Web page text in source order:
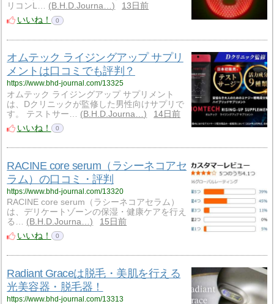
リコンL…
B.H.D.Journa…
13日前
いいね！
0
オムテック ライジングアップ サプリ
メントは口コミでも評判？
https://www.bhd-journal.com/13325
オムテック ライジングアップ サプリメント
は、Dクリニックが監修した男性向けサプリで
す。 テストサー…
B.H.D.Journa…
14日前
いいね！
0
RACINE core serum（ラシーネコアセ
ラム）の口コミ・評判
https://www.bhd-journal.com/13320
RACINE core serum（ラシーネコアセラム）
は、デリケートゾーンの保湿・健康ケアを行え
る…
B.H.D.Journa…
15日前
いいね！
0
Radiant Graceは脱毛・美肌を行える
光美容器・脱毛器！
https://www.bhd-journal.com/13313